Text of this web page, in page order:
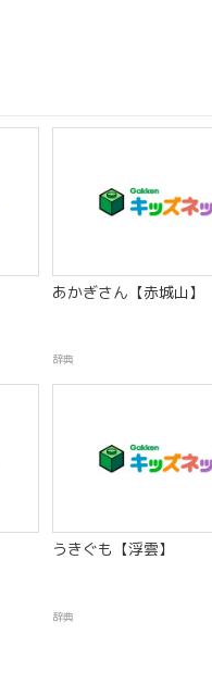
あかぎさん【赤城山】
辞典
うきぐも【浮雲】
辞典